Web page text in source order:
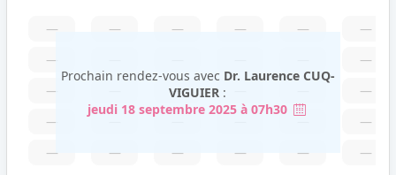
—
—
—
—
—
—
—
—
—
—
—
—
—
—
—
—
—
—
—
Prochain rendez-vous avec Dr. Laurence CUQ-
VIGUIER :
jeudi 18 septembre 2025 à 07h30